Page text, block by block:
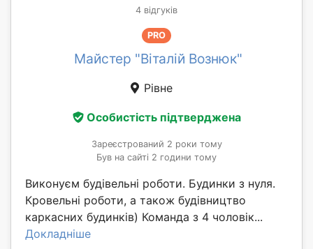
4 відгуків
PRO
Майстер "Віталій Вознюк"
Рівне
Особистість підтверджена
Зареєстрований 2 роки тому
Був на сайті 2 години тому
Виконуєм будівельні роботи. Будинки з нуля.
Кровельні роботи, а також будівництво
каркасних будинків) Команда з 4 чоловік...
Докладніше